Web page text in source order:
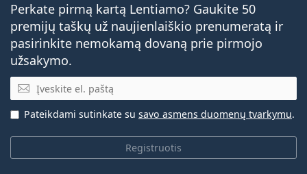
Perkate pirmą kartą Lentiamo? Gaukite 50
premijų taškų už naujienlaiškio prenumeratą ir
pasirinkite nemokamą dovaną prie pirmojo
užsakymo.
El. pašto adresas
Registruotis
Pateikdami sutinkate su savo asmens duomenų tvarkymu.